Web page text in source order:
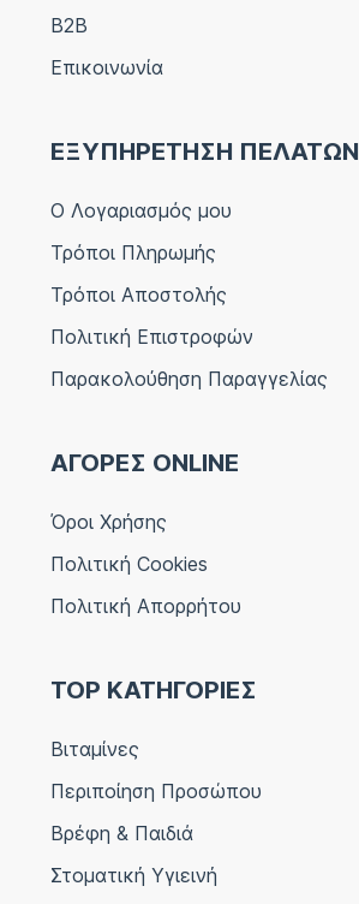
B2B
Επικοινωνία
ΕΞΥΠΗΡΕΤΗΣΗ ΠΕΛΑΤΩΝ
Ο Λογαριασμός μου
Τρόποι Πληρωμής
Τρόποι Αποστολής
Πολιτική Επιστροφών
Παρακολούθηση Παραγγελίας
ΑΓΟΡΕΣ ONLINE
Όροι Χρήσης
Πολιτική Cookies
Πολιτική Απορρήτου
TOP ΚΑΤΗΓΟΡΙΕΣ
Βιταμίνες
Περιποίηση Προσώπου
Βρέφη & Παιδιά
Στοματική Υγιεινή